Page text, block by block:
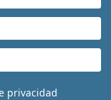
privacidad